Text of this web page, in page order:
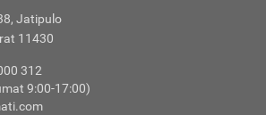
Jatipulo
11430
312
9:00-17:00)